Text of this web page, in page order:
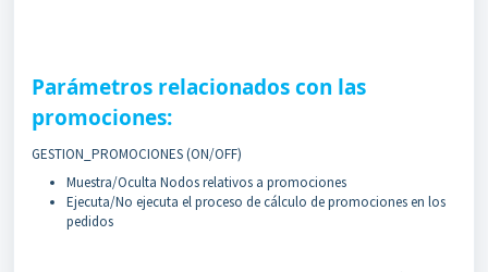
Parámetros relacionados con las
promociones:
GESTION_PROMOCIONES (ON/OFF)
Muestra/Oculta Nodos relativos a promociones
Ejecuta/No ejecuta el proceso de cálculo de promociones en los
pedidos